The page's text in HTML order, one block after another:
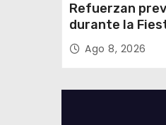
Refuerzan
durante la
Lorenzo
Ago 8, 2026